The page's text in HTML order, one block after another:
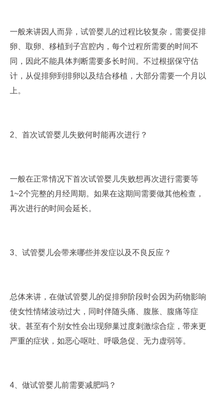
一般来讲因人而异，试管婴儿的过程比较复杂，需要促排
卵、取卵、移植到子宫腔内，每个过程所需要的时间不
同，因此不能具体判断需要多长时间。不过根据保守估
计，从促排卵到排卵以及结合移植，大部分需要一个月以
上。
2、首次试管婴儿失败何时能再次进行？
一般在正常情况下首次试管婴儿失败想再次进行需要等
1~2个完整的月经周期。如果在这期间需要做其他检查，
再次进行的时间会延长。
3、试管婴儿会带来哪些并发症以及不良反应？
总体来讲，在做试管婴儿的促排卵阶段时会因为药物影响
使女性情绪波动过大，同时伴随头痛、腹胀、腹痛等症
状。甚至有个别女性会出现卵巢过度刺激综合症，带来更
严重的症状，如恶心呕吐、呼吸急促、无力虚弱等。
4、做试管婴儿前需要减肥吗？